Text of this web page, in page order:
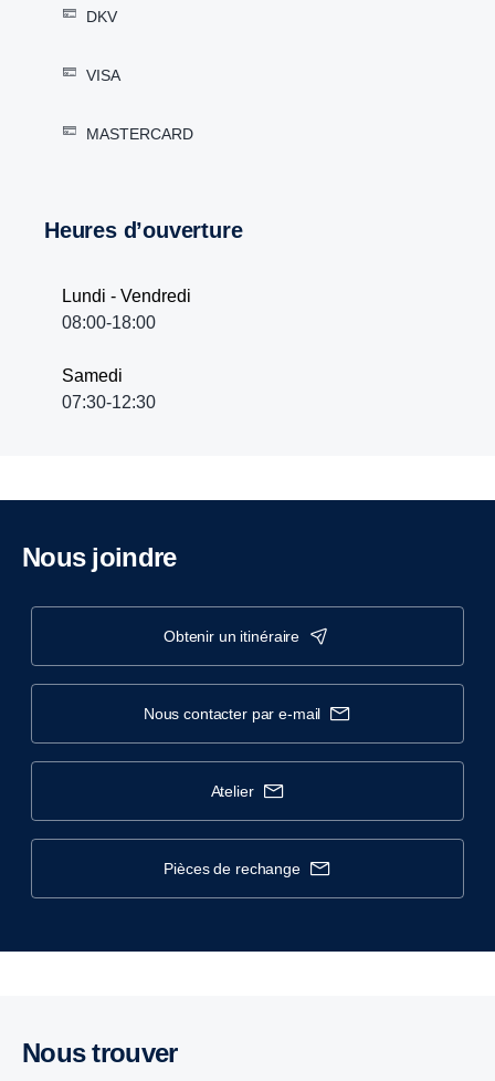
DKV
VISA
MASTERCARD
Heures d’ouverture
Lundi - Vendredi
08:00-18:00
Samedi
07:30-12:30
Nous joindre
obtenir un itinéraire
nous contacter par e-mail
atelier
pièces de rechange
Nous trouver